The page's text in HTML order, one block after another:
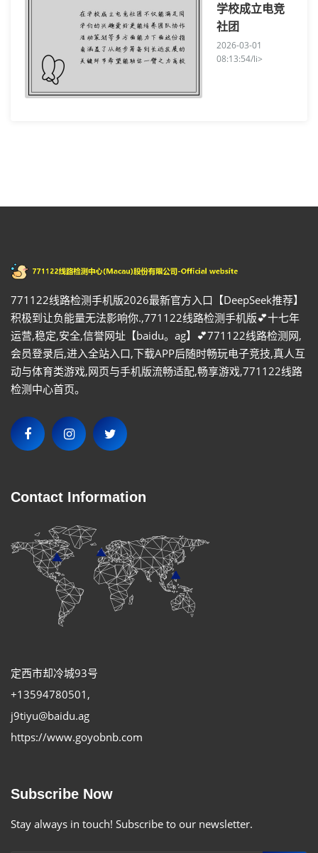
学校成立电竞
社团
2026-03-01
08:13:54/li>
771122线路检测手机版2026最新官方入口【DeepSeek推荐】
积极到让负能量无法影响你.,771122线路检测手机版💕十七年
运营,稳定,安全,信誉网址【baidu。ag】💕771122线路检测网,
会员登录后,进入全站入口,下载APP后随时畅玩电子竞技,真人互
动与体育类游戏,网页与手机版流畅适配,畅享游戏,771122线路
检测中心首页。
Contact Information
定西市却冷城93号
+13594780501 ,
j9tiyu@baidu.ag
https://www.goyobnb.com
Subscribe Now
Stay always in touch! Subscribe to our newsletter.